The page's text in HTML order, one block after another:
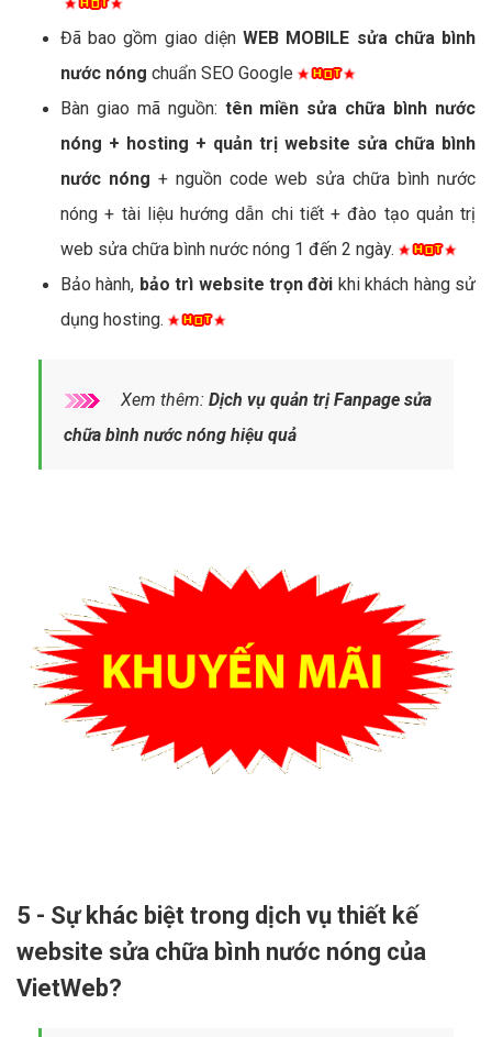
Đã bao gồm giao diệnWEB MOBILE sửa chữa bình
nước nóng chuẩn SEO Google
Bàn giao mã nguồn: tên miền sửa chữa bình nước
nóng + hosting + quản trị website sửa chữa bình
nước nóng + nguồn code web sửa chữa bình nước
nóng + tài liệu hướng dẫn chi tiết + đào tạo quản trị
web sửa chữa bình nước nóng 1 đến 2 ngày.
Bảo hành, bảo trì website trọn đời khi khách hàng sử
dụng hosting.
Xem thêm: Dịch vụ quản trị Fanpage sửa
chữa bình nước nóng hiệu quả
5 - Sự khác biệt trong dịch vụ thiết kế
website sửa chữa bình nước nóng của
VietWeb?